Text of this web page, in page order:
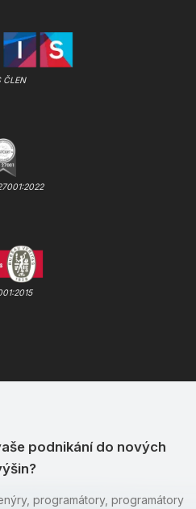
ČLEN
podnikání do nových
programátory, programátory